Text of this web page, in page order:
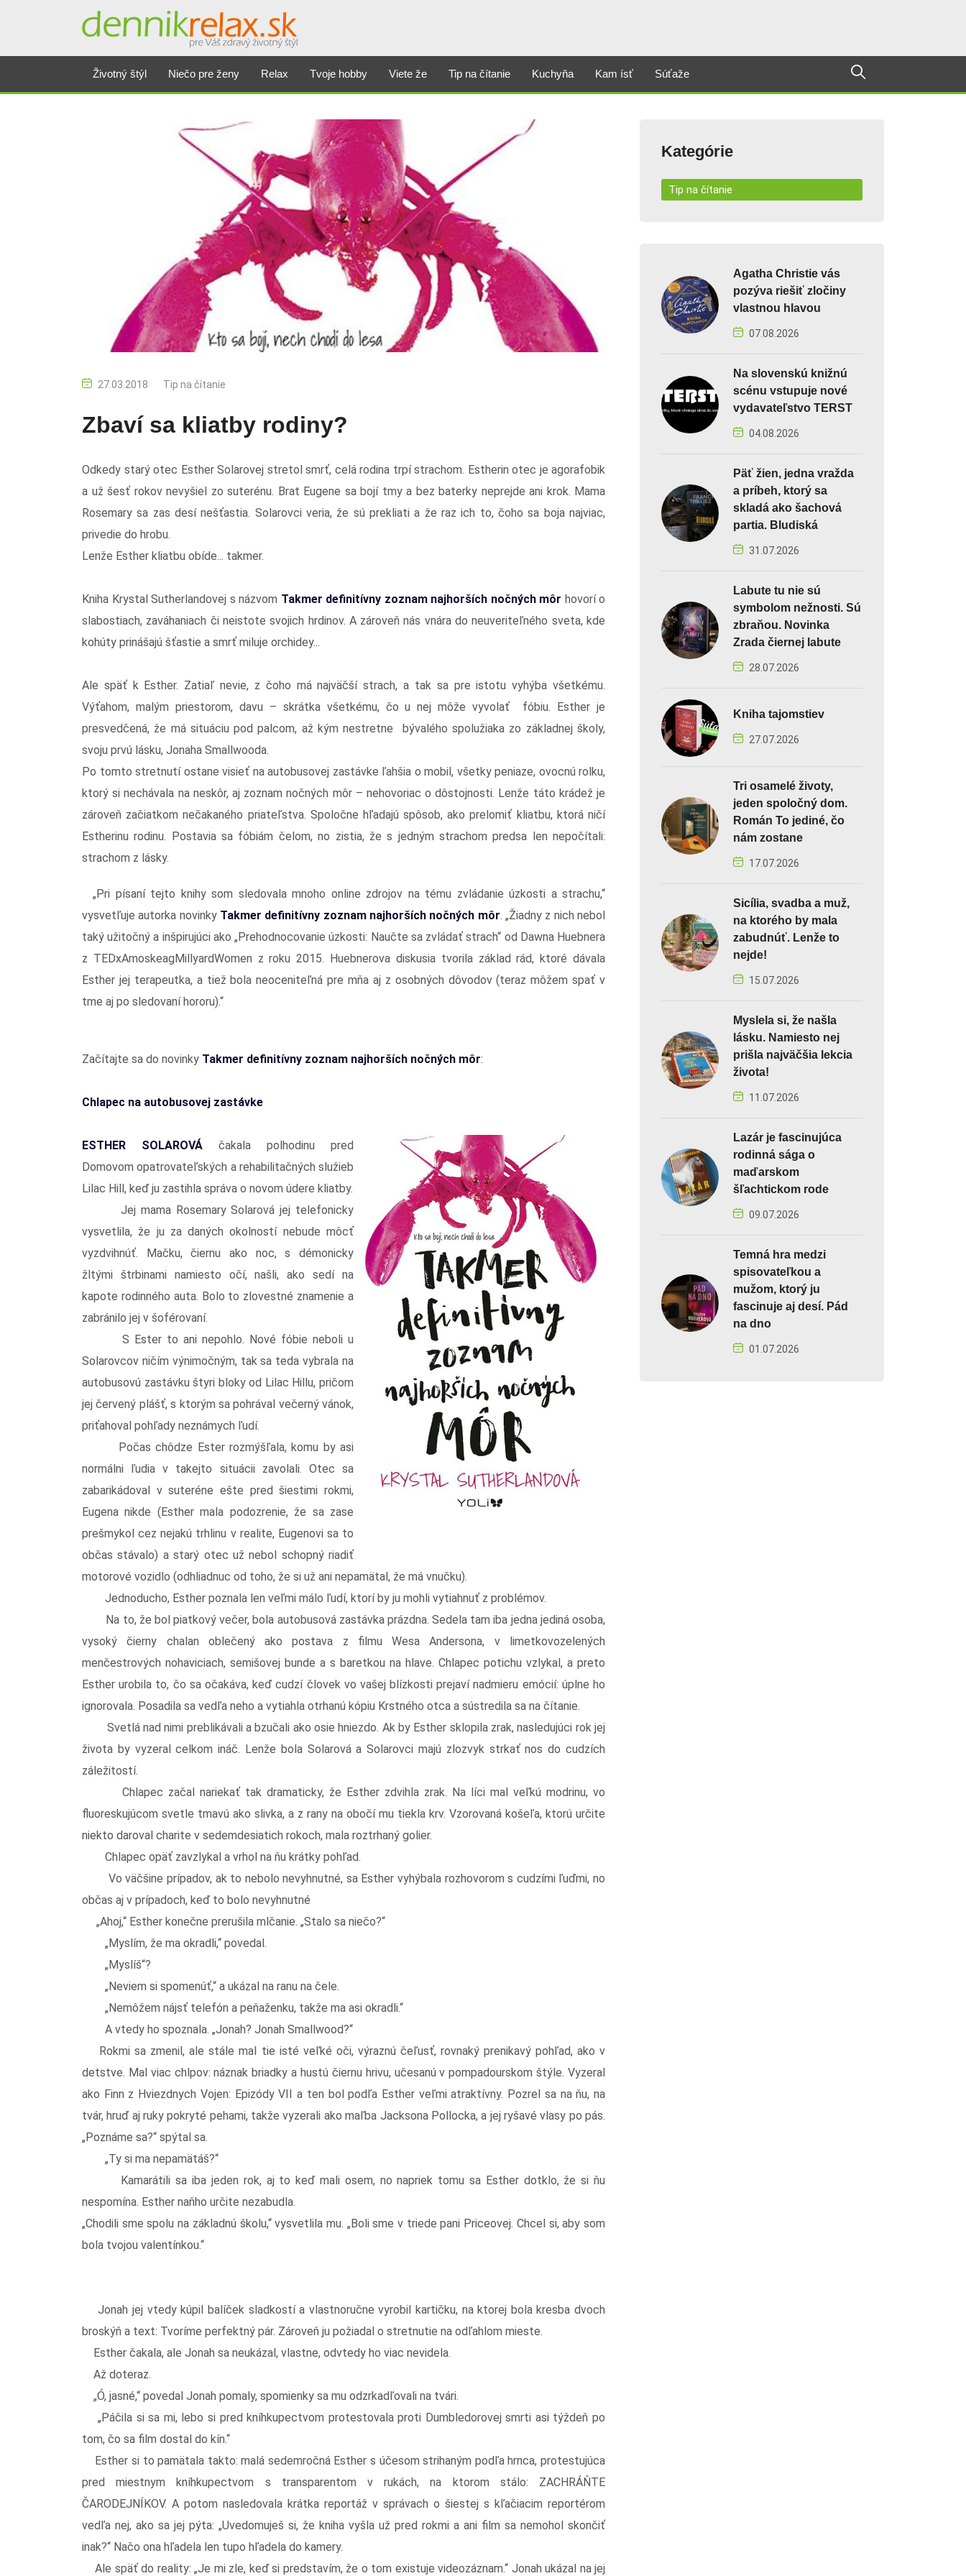
Životný štýl Niečo pre ženy Relax Tvoje hobby Viete že Tip na čítanie Kuchyňa Kam ísť Súťaže
27.03.2018 Tip na čítanie
Zbaví sa kliatby rodiny?
Odkedy starý otec Esther Solarovej stretol smrť, celá rodina trpí strachom. Estherin otec je agorafobik
a už šesť rokov nevyšiel zo suterénu. Brat Eugene sa bojí tmy a bez baterky neprejde ani krok. Mama
Rosemary sa zas desí nešťastia. Solarovci veria, že sú prekliati a že raz ich to, čoho sa boja najviac,
privedie do hrobu.
Lenže Esther kliatbu obíde... takmer.
Kniha Krystal Sutherlandovej s názvom Takmer definitívny zoznam najhorších nočných môr hovorí o
slabostiach, zaváhaniach či neistote svojich hrdinov. A zároveň nás vnára do neuveriteľného sveta, kde
kohúty prinášajú šťastie a smrť miluje orchidey...
Ale späť k Esther. Zatiaľ nevie, z čoho má najväčší strach, a tak sa pre istotu vyhýba všetkému.
Výťahom, malým priestorom, davu – skrátka všetkému, čo u nej môže vyvolať fóbiu. Esther je
presvedčená, že má situáciu pod palcom, až kým nestretne bývalého spolužiaka zo základnej školy,
svoju prvú lásku, Jonaha Smallwooda.
Po tomto stretnutí ostane visieť na autobusovej zastávke ľahšia o mobil, všetky peniaze, ovocnú rolku,
ktorý si nechávala na neskôr, aj zoznam nočných môr – nehovoriac o dôstojnosti. Lenže táto krádež je
zároveň začiatkom nečakaného priateľstva. Spoločne hľadajú spôsob, ako prelomiť kliatbu, ktorá ničí
Estherinu rodinu. Postavia sa fóbiám čelom, no zistia, že s jedným strachom predsa len nepočítali:
strachom z lásky.
„Pri písaní tejto knihy som sledovala mnoho online zdrojov na tému zvládanie úzkosti a strachu,“
vysvetľuje autorka novinky Takmer definitívny zoznam najhorších nočných môr. „Žiadny z nich nebol
taký užitočný a inšpirujúci ako „Prehodnocovanie úzkosti: Naučte sa zvládať strach“ od Dawna Huebnera
z TEDxAmoskeagMillyardWomen z roku 2015. Huebnerova diskusia tvorila základ rád, ktoré dávala
Esther jej terapeutka, a tiež bola neoceniteľná pre mňa aj z osobných dôvodov (teraz môžem spať v
tme aj po sledovaní hororu).“
Začítajte sa do novinky Takmer definitívny zoznam najhorších nočných môr:
Chlapec na autobusovej zastávke
ESTHER SOLAROVÁ čakala polhodinu pred
Domovom opatrovateľských a rehabilitačných služieb
Lilac Hill, keď ju zastihla správa o novom údere kliatby.
Jej mama Rosemary Solarová jej telefonicky
vysvetlila, že ju za daných okolností nebude môcť
vyzdvihnúť. Mačku, čiernu ako noc, s démonicky
žltými štrbinami namiesto očí, našli, ako sedí na
kapote rodinného auta. Bolo to zlovestné znamenie a
zabránilo jej v šoférovaní.
S Ester to ani nepohlo. Nové fóbie neboli u
Solarovcov ničím výnimočným, tak sa teda vybrala na
autobusovú zastávku štyri bloky od Lilac Hillu, pričom
jej červený plášť, s ktorým sa pohrával večerný vánok,
priťahoval pohľady neznámych ľudí.
Počas chôdze Ester rozmýšľala, komu by asi
normálni ľudia v takejto situácii zavolali. Otec sa
zabarikádoval v suteréne ešte pred šiestimi rokmi,
Eugena nikde (Esther mala podozrenie, že sa zase
prešmykol cez nejakú trhlinu v realite, Eugenovi sa to
občas stávalo) a starý otec už nebol schopný riadiť
motorové vozidlo (odhliadnuc od toho, že si už ani nepamätal, že má vnučku).
Jednoducho, Esther poznala len veľmi málo ľudí, ktorí by ju mohli vytiahnuť z problémov.
Na to, že bol piatkový večer, bola autobusová zastávka prázdna. Sedela tam iba jedna jediná osoba,
vysoký čierny chalan oblečený ako postava z filmu Wesa Andersona, v limetkovozelených
menčestrových nohaviciach, semišovej bunde a s baretkou na hlave. Chlapec potichu vzlykal, a preto
Esther urobila to, čo sa očakáva, keď cudzí človek vo vašej blízkosti prejaví nadmieru emócií: úplne ho
ignorovala. Posadila sa vedľa neho a vytiahla otrhanú kópiu Krstného otca a sústredila sa na čítanie.
Svetlá nad nimi preblikávali a bzučali ako osie hniezdo. Ak by Esther sklopila zrak, nasledujúci rok jej
života by vyzeral celkom ináč. Lenže bola Solarová a Solarovci majú zlozvyk strkať nos do cudzích
záležitostí.
Chlapec začal nariekať tak dramaticky, že Esther zdvihla zrak. Na líci mal veľkú modrinu, vo
fluoreskujúcom svetle tmavú ako slivka, a z rany na obočí mu tiekla krv. Vzorovaná košeľa, ktorú určite
niekto daroval charite v sedemdesiatich rokoch, mala roztrhaný golier.
Chlapec opäť zavzlykal a vrhol na ňu krátky pohľad.
Vo väčšine prípadov, ak to nebolo nevyhnutné, sa Esther vyhýbala rozhovorom s cudzími ľuďmi, no
občas aj v prípadoch, keď to bolo nevyhnutné
„Ahoj,“ Esther konečne prerušila mlčanie. „Stalo sa niečo?“
„Myslím, že ma okradli,“ povedal.
„Myslíš“?
„Neviem si spomenúť,“ a ukázal na ranu na čele.
„Nemôžem nájsť telefón a peňaženku, takže ma asi okradli.“
A vtedy ho spoznala. „Jonah? Jonah Smallwood?“
Rokmi sa zmenil, ale stále mal tie isté veľké oči, výraznú čeľusť, rovnaký prenikavý pohľad, ako v
detstve. Mal viac chlpov: náznak briadky a hustú čiernu hrivu, učesanú v pompadourskom štýle. Vyzeral
ako Finn z Hviezdnych Vojen: Epizódy VII a ten bol podľa Esther veľmi atraktívny. Pozrel sa na ňu, na
tvár, hruď aj ruky pokryté pehami, takže vyzerali ako maľba Jacksona Pollocka, a jej ryšavé vlasy po pás.
„Poznáme sa?“ spýtal sa.
„Ty si ma nepamätáš?“
Kamarátili sa iba jeden rok, aj to keď mali osem, no napriek tomu sa Esther dotklo, že si ňu
nespomína. Esther naňho určite nezabudla.
„Chodili sme spolu na základnú školu,“ vysvetlila mu. „Boli sme v triede pani Priceovej. Chcel si, aby som
bola tvojou valentínkou.“
Jonah jej vtedy kúpil balíček sladkostí a vlastnoručne vyrobil kartičku, na ktorej bola kresba dvoch
broskýň a text: Tvoríme perfektný pár. Zároveň ju požiadal o stretnutie na odľahlom mieste.
Esther čakala, ale Jonah sa neukázal, vlastne, odvtedy ho viac nevidela.
Až doteraz.
„Ó, jasné,“ povedal Jonah pomaly, spomienky sa mu odzrkadľovali na tvári.
„Páčila si sa mi, lebo si pred kníhkupectvom protestovala proti Dumbledorovej smrti asi týždeň po
tom, čo sa film dostal do kín.“
Esther si to pamätala takto: malá sedemročná Esther s účesom strihaným podľa hrnca, protestujúca
pred miestnym kníhkupectvom s transparentom v rukách, na ktorom stálo: ZACHRÁŇTE
ČARODEJNÍKOV. A potom nasledovala krátka reportáž v správach o šiestej s kľačiacim reportérom
vedľa nej, ako sa jej pýta: „Uvedomuješ si, že kniha vyšla už pred rokmi a ani film sa nemohol skončiť
inak?“ Načo ona hľadela len tupo hľadela do kamery.
Ale späť do reality: „Je mi zle, keď si predstavím, že o tom existuje videozáznam.“ Jonah ukázal na jej
Kategórie
Tip na čítanie
Agatha Christie vás
pozýva riešiť zločiny
vlastnou hlavou
07.08.2026
Na slovenskú knižnú
scénu vstupuje nové
vydavateľstvo TERST
04.08.2026
Päť žien, jedna vražda
a príbeh, ktorý sa
skladá ako šachová
partia. Bludiská
31.07.2026
Labute tu nie sú
symbolom nežnosti. Sú
zbraňou. Novinka
Zrada čiernej labute
28.07.2026
Kniha tajomstiev
27.07.2026
Tri osamelé životy,
jeden spoločný dom.
Román To jediné, čo
nám zostane
17.07.2026
Sicília, svadba a muž,
na ktorého by mala
zabudnúť. Lenže to
nejde!
15.07.2026
Myslela si, že našla
lásku. Namiesto nej
prišla najväčšia lekcia
života!
11.07.2026
Lazár je fascinujúca
rodinná sága o
maďarskom
šľachtickom rode
09.07.2026
Temná hra medzi
spisovateľkou a
mužom, ktorý ju
fascinuje aj desí. Pád
na dno
01.07.2026